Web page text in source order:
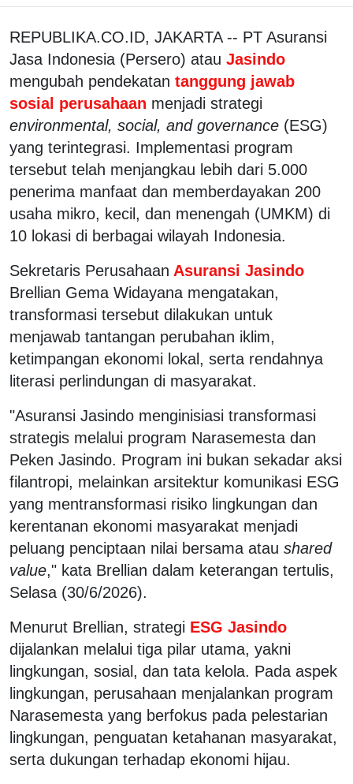
REPUBLIKA.CO.ID, JAKARTA -- PT Asuransi
Jasa Indonesia (Persero) atau Jasindo
mengubah pendekatan tanggung jawab
sosial perusahaan menjadi strategi
environmental, social, and governance (ESG)
yang terintegrasi. Implementasi program
tersebut telah menjangkau lebih dari 5.000
penerima manfaat dan memberdayakan 200
usaha mikro, kecil, dan menengah (UMKM) di
10 lokasi di berbagai wilayah Indonesia.
Sekretaris Perusahaan Asuransi Jasindo
Brellian Gema Widayana mengatakan,
transformasi tersebut dilakukan untuk
menjawab tantangan perubahan iklim,
ketimpangan ekonomi lokal, serta rendahnya
literasi perlindungan di masyarakat.
"Asuransi Jasindo menginisiasi transformasi
strategis melalui program Narasemesta dan
Peken Jasindo. Program ini bukan sekadar aksi
filantropi, melainkan arsitektur komunikasi ESG
yang mentransformasi risiko lingkungan dan
kerentanan ekonomi masyarakat menjadi
peluang penciptaan nilai bersama atau shared
value," kata Brellian dalam keterangan tertulis,
Selasa (30/6/2026).
Menurut Brellian, strategi ESG Jasindo
dijalankan melalui tiga pilar utama, yakni
lingkungan, sosial, dan tata kelola. Pada aspek
lingkungan, perusahaan menjalankan program
Narasemesta yang berfokus pada pelestarian
lingkungan, penguatan ketahanan masyarakat,
serta dukungan terhadap ekonomi hijau.